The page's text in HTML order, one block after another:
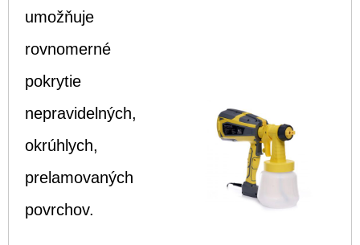
umožňuje
rovnomerné
pokrytie
nepravidelných,
okrúhlych,
prelamovaných
povrchov.